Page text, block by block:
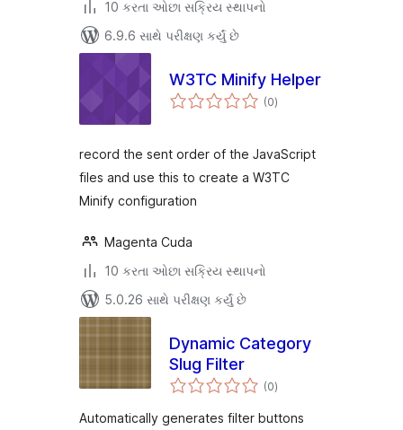
10 કરતા ઓછા સક્રિય સ્થાપનો
6.9.6 સાથે પરીક્ષણ કર્યું છે
W3TC Minify Helper
(0કુલ
રેટિંગ્સ
)
record the sent order of the JavaScript
files and use this to create a W3TC
Minify configuration
Magenta Cuda
10 કરતા ઓછા સક્રિય સ્થાપનો
5.0.26 સાથે પરીક્ષણ કર્યું છે
Dynamic Category
Slug Filter
(0કુલ
રેટિંગ્સ
)
Automatically generates filter buttons